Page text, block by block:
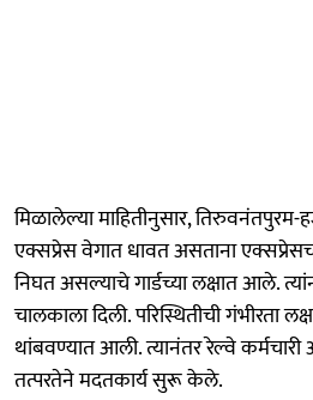
मिळालेल्या माहितीनुसार, तिरुवनंतपुरम-
एक्सप्रेस वेगात धावत असताना
निघत असल्याचे गार्डच्या लक्षात आले.
चालकाला दिली. परिस्थितीची गंभीरता
थांबवण्यात आली. त्यानंतर रेल्वे
तत्परतेने मदतकार्य सुरू केले.